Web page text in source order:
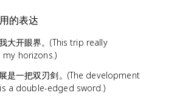
的表达
大开眼界。(This trip really
horizons.)
是一把双刃剑。(The development
a double-edged sword.)